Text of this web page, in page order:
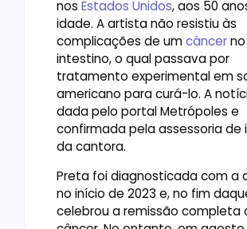
nos Estados Unidos, aos 50
idade. A artista não resistiu às
complicações de umcâncerno
intestino, o qual passava por
tratamento experimental em
americano para curá-lo. A
dada pelo portal Metrópoles e
confirmada pela assessoria de
da cantora.
Preta foi diagnosticada com a
no início de 2023 e, no fim
celebrou a remissão completa